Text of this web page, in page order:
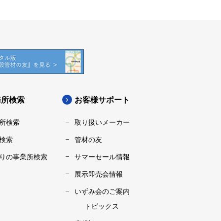
検索
検索
索
の事業所検索
お客様サポート
取り扱いメーカー
管材の友
サマーセール情報
展示即売会情報
いずみ会のご案内
トピックス